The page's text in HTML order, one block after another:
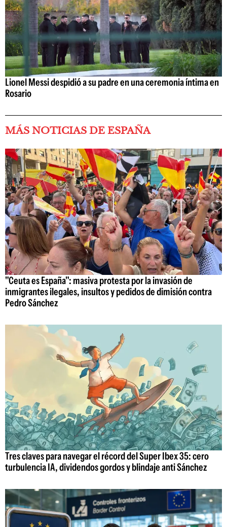
Lionel Messi despidió a su padre en una ceremonia íntima en
Rosario
MÁS NOTICIAS DE ESPAÑA
"Ceuta es España": masiva protesta por la invasión de
inmigrantes ilegales, insultos y pedidos de dimisión contra
Pedro Sánchez
Tres claves para navegar el récord del Super Ibex 35: cero
turbulencia IA, dividendos gordos y blindaje anti Sánchez